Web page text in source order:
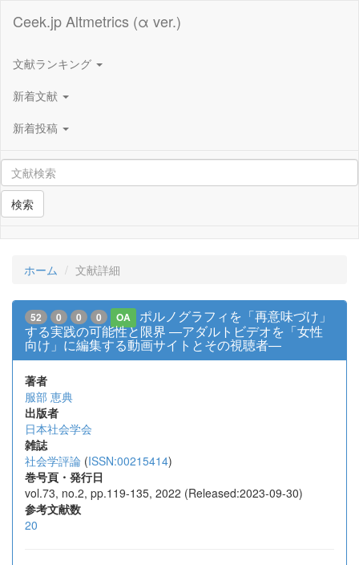
Ceek.jp Altmetrics (α ver.)
文献ランキング
新着文献
新着投稿
検索
ホーム 文献詳細
52 0 0 0 OA
ポルノグラフィを「再意味づけ」
する実践の可能性と限界 ―アダルトビデオを「女性
向け」に編集する動画サイトとその視聴者―
著者
服部 恵典
出版者
日本社会学会
雑誌
社会学評論 (ISSN:00215414)
巻号頁・発行日
vol.73, no.2, pp.119-135, 2022 (Released:2023-09-30)
参考文献数
20